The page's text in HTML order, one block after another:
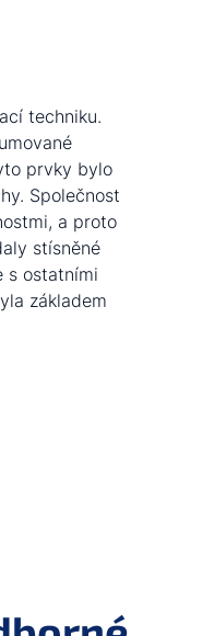
techniku.
prvky bylo
Společnost
a proto
stísněné
s ostatními
základem